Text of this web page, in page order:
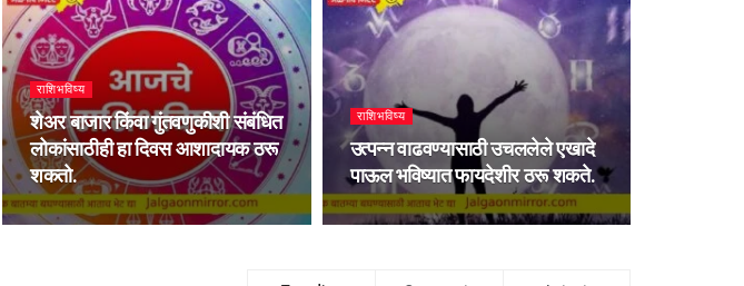
राशिभविष्य
शेअर बाजार किंवा गुंतवणुकीशी संबंधित
लोकांसाठीही हा दिवस आशादायक ठरू
शकतो.
राशिभविष्य
उत्पन्न वाढवण्यासाठी उचललेले एखादे
पाऊल भविष्यात फायदेशीर ठरू शकते.